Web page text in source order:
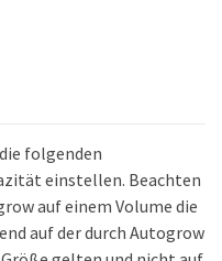
folgenden
einstellen. Beachten
auf einem Volume die
auf der durch Autogrow